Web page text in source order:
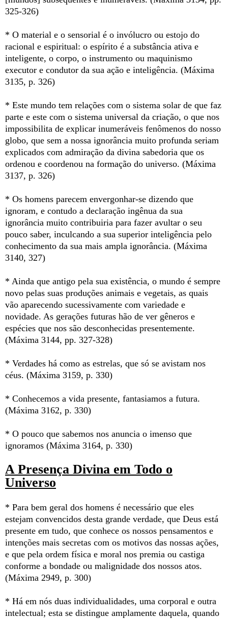
325-326)
* O material e o sensorial é o invólucro ou estojo do
racional e espiritual: o espírito é a substância ativa e
inteligente, o corpo, o instrumento ou maquinismo
executor e condutor da sua ação e inteligência. (Máxima
3135, p. 326)
* Este mundo tem relações com o sistema solar de que faz
parte e este com o sistema universal da criação, o que nos
impossibilita de explicar inumeráveis fenômenos do nosso
globo, que sem a nossa ignorância muito profunda seriam
explicados com admiração da divina sabedoria que os
ordenou e coordenou na formação do universo. (Máxima
3137, p. 326)
* Os homens parecem envergonhar-se dizendo que
ignoram, e contudo a declaração ingênua da sua
ignorância muito contribuiria para fazer avultar o seu
pouco saber, inculcando a sua superior inteligência pelo
conhecimento da sua mais ampla ignorância. (Máxima
3140, 327)
* Ainda que antigo pela sua existência, o mundo é sempre
novo pelas suas produções animais e vegetais, as quais
vão aparecendo sucessivamente com variedade e
novidade. As gerações futuras hão de ver gêneros e
espécies que nos são desconhecidas presentemente.
(Máxima 3144, pp. 327-328)
* Verdades há como as estrelas, que só se avistam nos
céus. (Máxima 3159, p. 330)
* Conhecemos a vida presente, fantasiamos a futura.
(Máxima 3162, p. 330)
* O pouco que sabemos nos anuncia o imenso que
ignoramos (Máxima 3164, p. 330)
A Presença Divina em Todo o
Universo
* Para bem geral dos homens é necessário que eles
estejam convencidos desta grande verdade, que Deus está
presente em tudo, que conhece os nossos pensamentos e
intenções mais secretas com os motivos das nossas ações,
e que pela ordem física e moral nos premia ou castiga
conforme a bondade ou malignidade dos nossos atos.
(Máxima 2949, p. 300)
* Há em nós duas individualidades, uma corporal e outra
intelectual; esta se distingue amplamente daquela, quando